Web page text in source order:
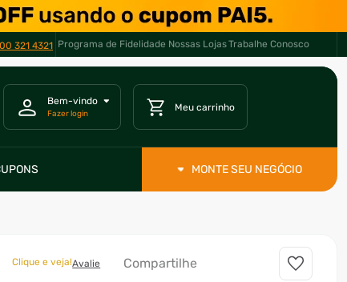
321 4321 Programa de Fidelidade Nossas LojasTrabalhe Conosco
MONTE SEU NEGÓCIO
Clique e veja!Avalie Compartilhe